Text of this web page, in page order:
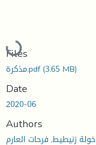
Loading...
Files
مذكرة.pdf(3.65 MB)
Date
2020-06
Authors
خولة زنيطيط, فرحات العارم